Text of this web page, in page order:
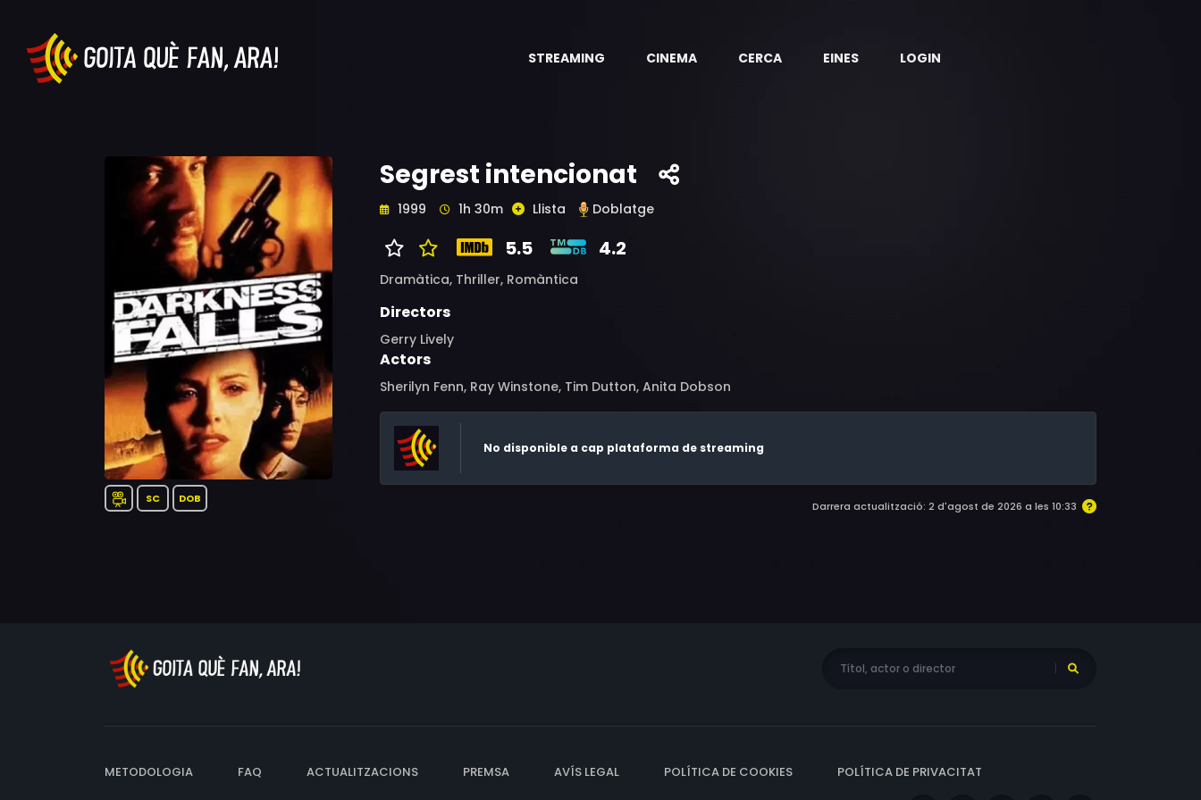
STREAMING CINEMA CERCA EINES LOGIN
SC DOB
Segrest intencionat
1999 1h 30m Llista Doblatge
5.5 4.2
Dramàtica, Thriller, Romàntica
Directors
Gerry Lively
Actors
Sherilyn Fenn, Ray Winstone, Tim Dutton, Anita Dobson
No disponible a cap plataforma de streaming
Darrera actualització: 2 d'agost de 2026 a les 10:33
METODOLOGIA FAQ ACTUALITZACIONS PREMSA AVÍS LEGAL POLÍTICA DE COOKIES POLÍTICA DE PRIVACITAT